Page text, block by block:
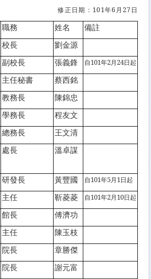
修正日期：101年6月27日
職務 姓名
備註
校長
劉金源
副校長 張義鋒 自101年2月24日起
主任秘書
蔡西銘
教務長
陳錦忠
學務長 程友文
總務長
王文清
處長 溫卓謀
研發長 黃豐國 自101年5月1日起
主任 靳菱菱 自101年2月10日起
館長
傅濟功
主任
陳玉枝
院長 章勝傑
院長
謝元富